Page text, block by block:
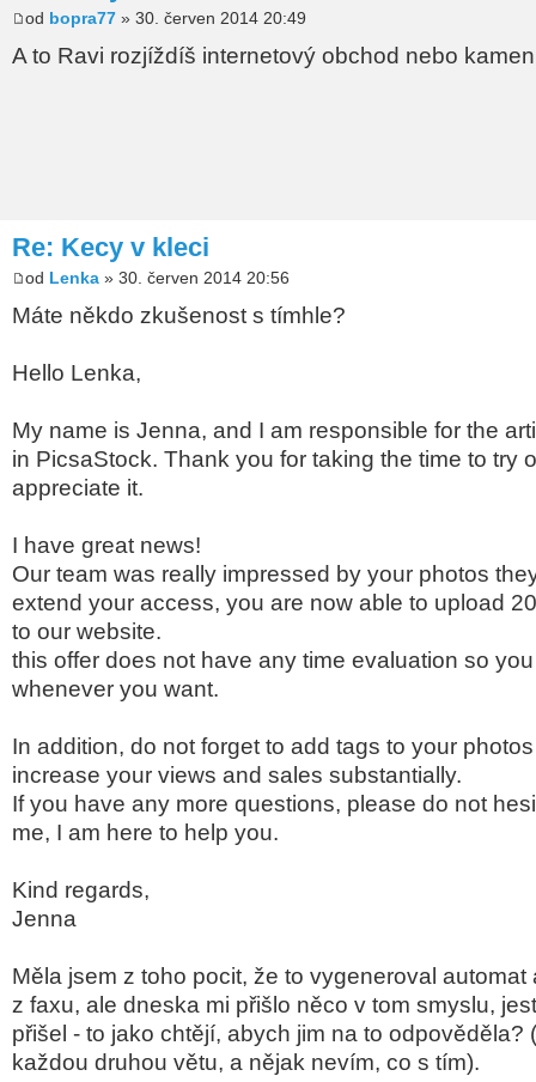
od bopra77 » 30. červen 2014 20:49
A to Ravi rozjíždíš internetový obchod nebo
Re: Kecy v kleci
od Lenka » 30. červen 2014 20:56
Máte někdo zkušenost s tímhle?
Hello Lenka,
My name is Jenna, and I am responsible for the
in PicsaStock. Thank you for taking the time to try
appreciate it.
I have great news!
Our team was really impressed by your photos
extend your access, you are now able to upload
to our website.
this offer does not have any time evaluation so
whenever you want.
In addition, do not forget to add tags to your
increase your views and sales substantially.
If you have any more questions, please do not
me, I am here to help you.
Kind regards,
Jenna
Měla jsem z toho pocit, že to vygeneroval automat
z faxu, ale dneska mi přišlo něco v tom smyslu,
přišel - to jako chtějí, abych jim na to odpověděla?
každou druhou větu, a nějak nevím, co s tím).